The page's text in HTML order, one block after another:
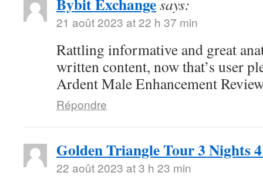
says:
21 août 2023 at 22 h 37 min
Rattling informative and great
written content, now that’s user
Ardent Male Enhancement
Répondre
Golden Triangle Tour 3 Nights 4
22 août 2023 at 3 h 23 min